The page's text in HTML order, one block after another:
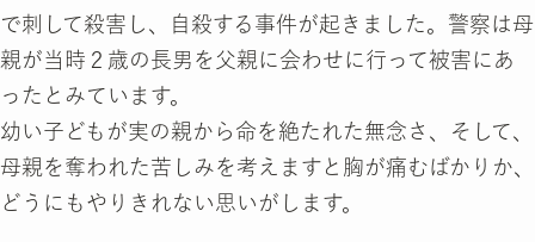
で刺して殺害し、自殺する事件が起きました。警察は母
親が当時２歳の長男を父親に会わせに行って被害にあ
ったとみています。
幼い子どもが実の親から命を絶たれた無念さ、そして、
母親を奪われた苦しみを考えますと胸が痛むばかりか、
どうにもやりきれない思いがします。